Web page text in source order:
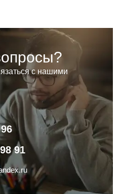
с нашими
8 800 200 75 96
91